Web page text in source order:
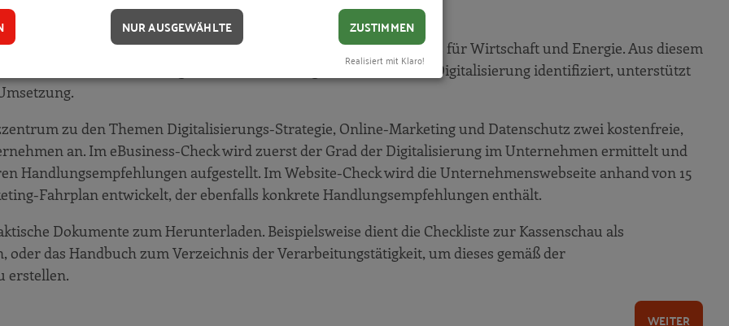
des Förderprogramms go-digital des Bundesministeriums für Wirtschaft und Energie. Aus diesem
Werden im Rahmen der geförderten Beratung Maßnahmen zur Digitalisierung identifiziert, unterstützt
zu den Themen Digitalisierungs-Strategie, Online-Marketing und Datenschutz zwei kostenfreie,
an. Im eBusiness-Check wird zuerst der Grad der Digitalisierung im Unternehmen ermittelt und
Handlungsempfehlungen aufgestellt. Im Website-Check wird die Unternehmenswebseite anhand von 15
Fahrplan entwickelt, der ebenfalls konkrete Handlungsempfehlungen enthält.
Dokumente zum Herunterladen. Beispielsweise dient die Checkliste zur Kassenschau als
das Handbuch zum Verzeichnis der Verarbeitungstätigkeit, um dieses gemäß der
erstellen.
WEITER
NUR AUSGEWÄHLTE ZUSTIMMEN
Realisiert mit Klaro!